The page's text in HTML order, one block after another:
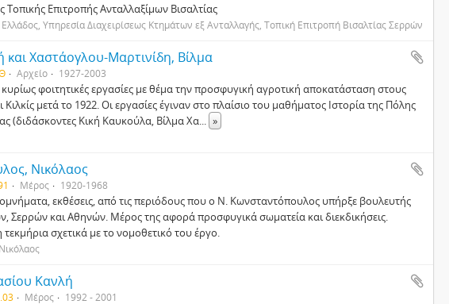
Τοπικής Επιτροπής Ανταλλαξίμων Βισαλτίας
Υπηρεσία Διαχειρίσεως Κτημάτων εξ Ανταλλαγής, Τοπική Επιτροπή Βισαλτίας Σερρών
και Χαστάογλου-Μαρτινίδη, Βίλμα
Αρχείο 1927-2003
κυρίως φοιτητικές εργασίες με θέμα την προσφυγική αγροτική αποκατάσταση στους
μετά το 1922. Οι εργασίες έγιναν στο πλαίσιο του μαθήματος Ιστορία της Πόλης
(διδάσκοντες Κική Καυκούλα, Βίλμα Χα... »
Νικόλαος
Μέρος 1920-1968
εκθέσεις, από τις περιόδους που ο Ν. Κωνσταντόπουλος υπήρξε βουλευτής
Σερρών και Αθηνών. Μέρος της αφορά προσφυγικά σωματεία και διεκδικήσεις.
τεκμήρια σχετικά με το νομοθετικό του έργο.
Κανλή
Μέρος 1992 - 2001